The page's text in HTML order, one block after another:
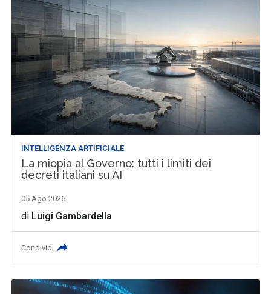
INTELLIGENZA ARTIFICIALE
La miopia al Governo: tutti i limiti dei
decreti italiani su AI
05 Ago 2026
di Luigi Gambardella
Condividi